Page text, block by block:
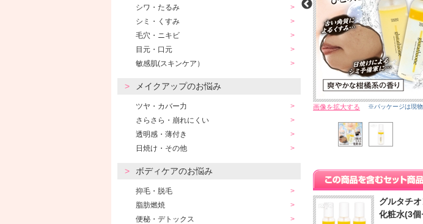
シワ・たるみ
シミ・くすみ
毛穴・ニキビ
目元・口元
敏感肌(スキンケア）
メイクアップのお悩み
ツヤ・カバー力
さらさら・崩れにくい
透明感・薄付き
日焼け・その他
ボディケアのお悩み
抑毛・脱毛
脂肪燃焼
便秘・デトックス
画像を拡大する ※パッケージは現
グルタチ
化粧水(3個